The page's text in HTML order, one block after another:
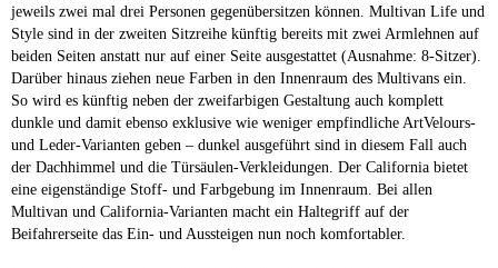
jeweils zwei mal drei Personen gegenübersitzen können. Multivan Life und
Style sind in der zweiten Sitzreihe künftig bereits mit zwei Armlehnen auf
beiden Seiten anstatt nur auf einer Seite ausgestattet (Ausnahme: 8-Sitzer).
Darüber hinaus ziehen neue Farben in den Innenraum des Multivans ein.
So wird es künftig neben der zweifarbigen Gestaltung auch komplett
dunkle und damit ebenso exklusive wie weniger empfindliche ArtVelours-
und Leder-Varianten geben – dunkel ausgeführt sind in diesem Fall auch
der Dachhimmel und die Türsäulen-Verkleidungen. Der California bietet
eine eigenständige Stoff- und Farbgebung im Innenraum. Bei allen
Multivan und California-Varianten macht ein Haltegriff auf der
Beifahrerseite das Ein- und Aussteigen nun noch komfortabler.